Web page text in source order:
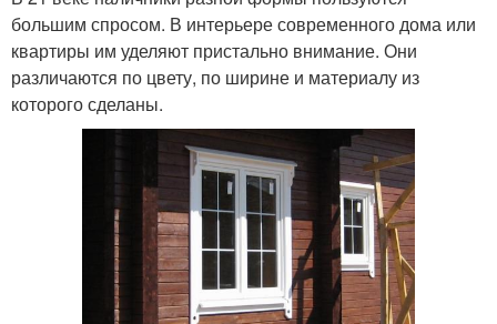
большим спросом. В интерьере современного дома или
квартиры им уделяют пристально внимание. Они
различаются по цвету, по ширине и материалу из
которого сделаны.